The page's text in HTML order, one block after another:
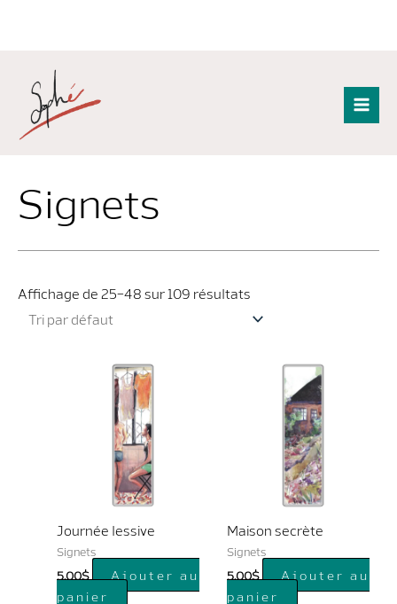
contenu
Signets
Affichage de 25–48 sur 109 résultats
Journée lessive
Signets
5.00$
Ajouter au
panier
Maison secrète
Signets
5.00$
Ajouter au
panier